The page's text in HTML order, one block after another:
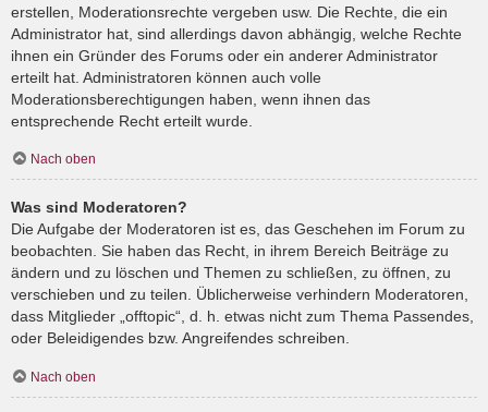
erstellen, Moderationsrechte vergeben usw. Die Rechte, die ein
Administrator hat, sind allerdings davon abhängig, welche Rechte
ihnen ein Gründer des Forums oder ein anderer Administrator
erteilt hat. Administratoren können auch volle
Moderationsberechtigungen haben, wenn ihnen das
entsprechende Recht erteilt wurde.
Nach oben
Was sind Moderatoren?
Die Aufgabe der Moderatoren ist es, das Geschehen im Forum zu
beobachten. Sie haben das Recht, in ihrem Bereich Beiträge zu
ändern und zu löschen und Themen zu schließen, zu öffnen, zu
verschieben und zu teilen. Üblicherweise verhindern Moderatoren,
dass Mitglieder „offtopic“, d. h. etwas nicht zum Thema Passendes,
oder Beleidigendes bzw. Angreifendes schreiben.
Nach oben